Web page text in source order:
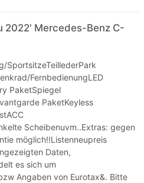
2022' Mercedes-Benz C-
SportsitzeTeillederPark
FernbedienungLED
PaketSpiegel
PaketKeyless
Scheibenuvm..Extras: gegen
möglich!!Listenneupreis
Daten,
es sich um
Angaben von Eurotax&. Bitte